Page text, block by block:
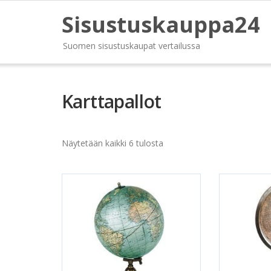
Sisustuskauppa24
Suomen sisustuskaupat vertailussa
Karttapallot
Näytetään kaikki 6 tulosta